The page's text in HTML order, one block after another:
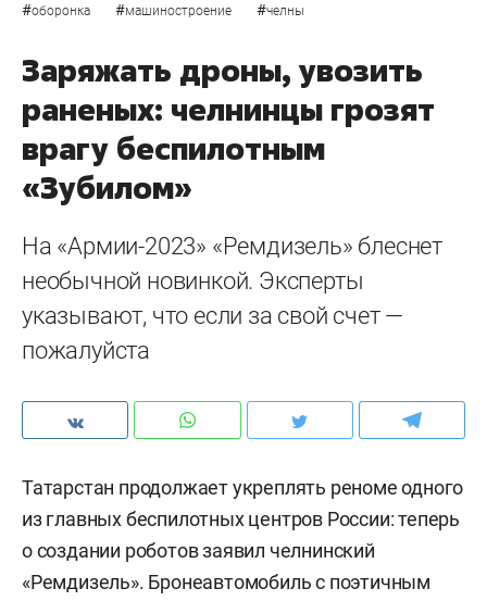
#оборонка #машиностроение #челны
Заряжать дроны, увозить
раненых: челнинцы грозят
врагу беспилотным
«Зубилом»
На «Армии-2023» «Ремдизель» блеснет
необычной новинкой. Эксперты
указывают, что если за свой счет —
пожалуйста
Татарстан продолжает укреплять реноме одного
из главных беспилотных центров России: теперь
о создании роботов заявил челнинский
«Ремдизель». Бронеавтомобиль с поэтичным